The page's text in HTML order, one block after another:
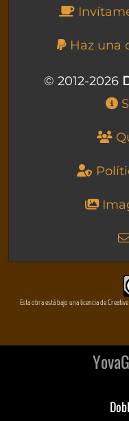
Haz una
© 2012-2026
Esta obra está bajo una licencia de